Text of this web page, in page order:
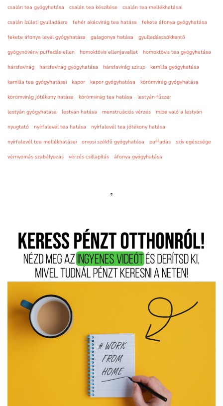
csalán tea gyógyhatása csalán tea készítése
csalán tea mellékhatásai
csalán ízületi gyulladásra
fehér akácvirág tea hatása
fekete áfonya gyógyhatása
fekete áfonya levél gyógyhatása
galagonya hatása
gyulladáscsökkentő
gyógynövény puffadás ellen
homoktövis ellenjavallat
homoktövis tea gyógyhatása
hársfavirág
hársfavirág gyógyhatása hársfavirág szirup
kamilla gyógyhatása
kamilla tea gyógyhatásai
kapor kapor gyógyhatása
körömvirág gyógyhatása
körömvirág jótékony hatása
körömvirág tea hatása
lestyán fűszer
lestyán gyógyhatása
lestyán hatása menstruációs vérzés
mibe való a lestyán
nyugtató
nyírfalevél tea hatása
nyírfalevél tea jótékony hatása
nyírfalevél tea mellékhatásai
orvosi székfű gyógyhatása puffadás
szív egészsége
vérnyomás szabályozás
vérzés csillapítás áfonya gyógyhatása